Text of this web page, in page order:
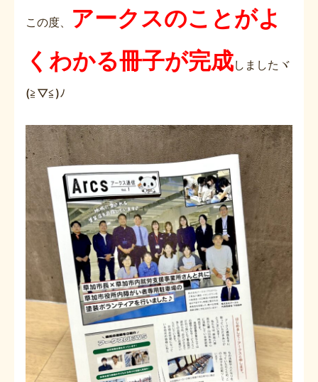
この度、
アークスのことがよ
くわかる冊子が完成しましたヾ
(≧▽≦)ﾉ